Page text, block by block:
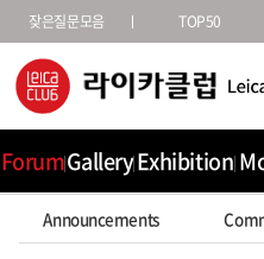
잦은질문모음 TOP50
ForumGalleryExhibition
Announcements